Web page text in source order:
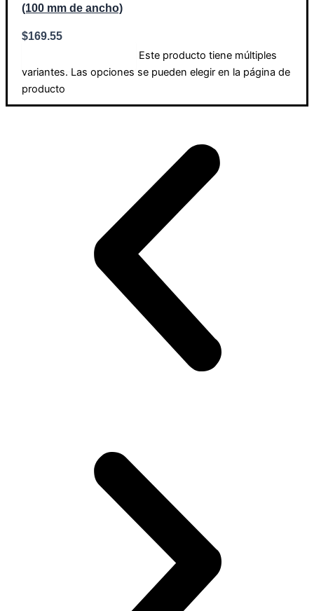
(100 mm de ancho)
$169.55
Este producto tiene múltiples
variantes. Las opciones se pueden elegir en la página de
producto